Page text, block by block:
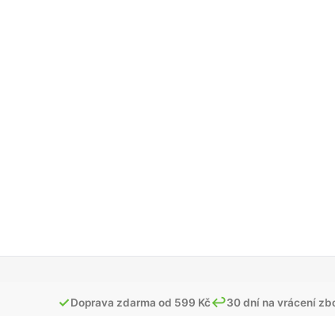
✓Doprava zdarma od 599 Kč↩30 dní na vrácení